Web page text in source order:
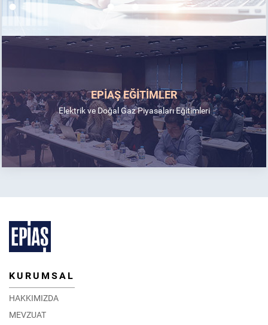
EPİAŞ EĞİTİMLER
Elektrik ve Doğal Gaz Piyasaları Eğitimleri
KURUMSAL
HAKKIMIZDA
MEVZUAT